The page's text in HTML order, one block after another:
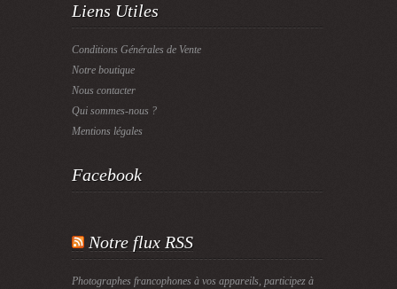
Liens Utiles
Conditions Générales de Vente
Notre boutique
Nous contacter
Qui sommes-nous ?
Mentions légales
Facebook
Notre flux RSS
Photographes francophones à vos appareils, participez à